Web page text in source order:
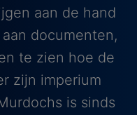
aan de hand
documenten,
te zien hoe de
zijn imperium
is sinds